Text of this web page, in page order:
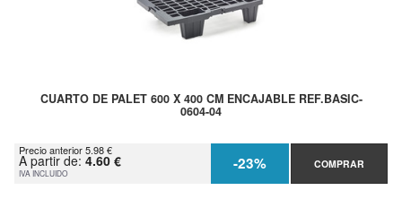
CUARTO DE PALET 600 X 400 CM ENCAJABLE REF.BASIC-
0604-04
Precio anterior 5.98 €
A partir de: 4.60 €
IVA INCLUIDO -23% COMPRAR